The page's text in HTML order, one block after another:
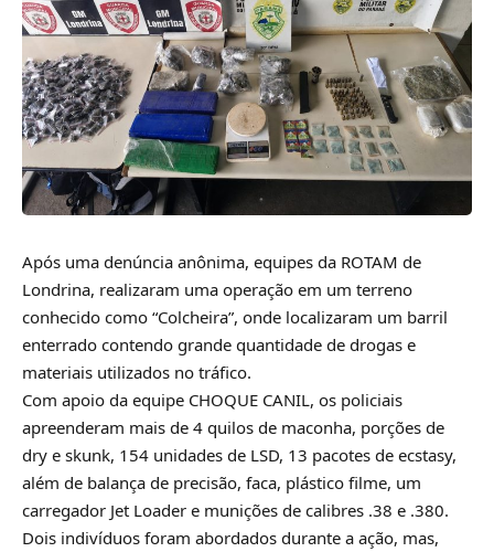
Após uma denúncia anônima, equipes da ROTAM de
Londrina, realizaram uma operação em um terreno
conhecido como “Colcheira”, onde localizaram um barril
enterrado contendo grande quantidade de drogas e
materiais utilizados no tráfico.
Com apoio da equipe CHOQUE CANIL, os policiais
apreenderam mais de 4 quilos de maconha, porções de
dry e skunk, 154 unidades de LSD, 13 pacotes de ecstasy,
além de balança de precisão, faca, plástico filme, um
carregador Jet Loader e munições de calibres .38 e .380.
Dois indivíduos foram abordados durante a ação, mas,